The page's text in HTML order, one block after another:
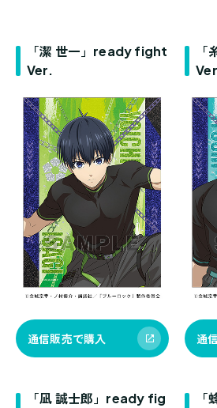
「潔 世一」ready fight
Ver.
通信販売で購入 通
「凪 誠士郎」ready fig